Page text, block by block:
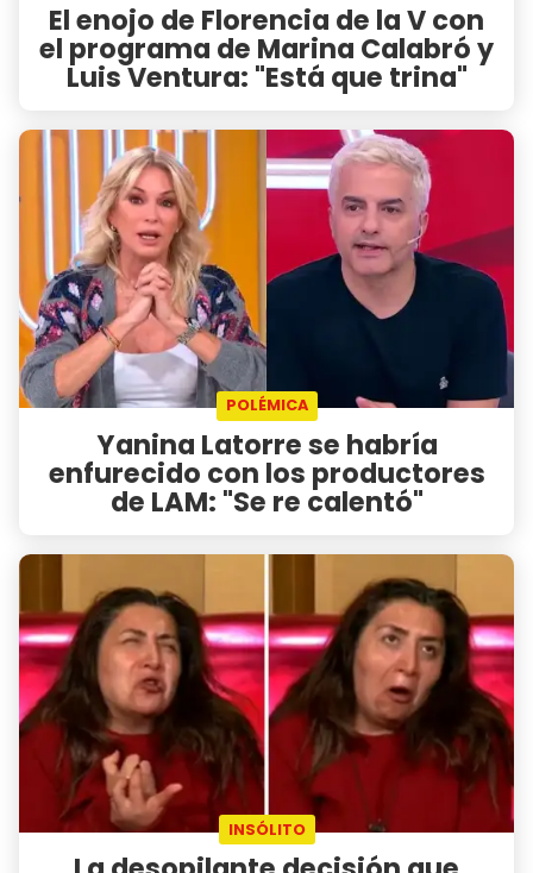
El enojo de Florencia de la V con
el programa de Marina Calabró y
Luis Ventura: "Está que trina"
POLÉMICA
Yanina Latorre se habría
enfurecido con los productores
de LAM: "Se re calentó"
INSÓLITO